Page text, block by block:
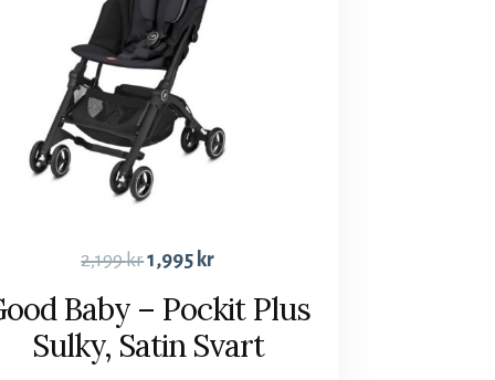
2,199kr1,995 kr
Baby – Pockit Plus
Sulky, Satin Svart